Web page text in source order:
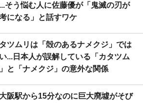
そう悩む人に佐藤優が「鬼滅の刃が
になる」と話すワケ
ツムリは「殻のあるナメクジ」では
...日本人が誤解している「カタツム
と「ナメクジ」の意外な関係
阪駅から15分なのに巨大廃墟がそび